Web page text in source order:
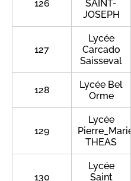
126
SAINT-
JOSEPH
127
Lycée
Carcado
Saisseval
128
Lycée Bel
Orme
129
Lycée
Pierre_Marie
THEAS
130
Lycée
Saint